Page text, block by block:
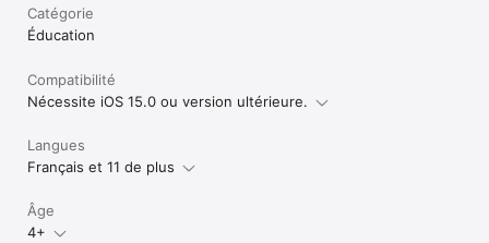
Catégorie
Éducation
Compatibilité
Nécessite iOS 15.0 ou version ultérieure.
Langues
Français et 11 de plus
Âge
4+